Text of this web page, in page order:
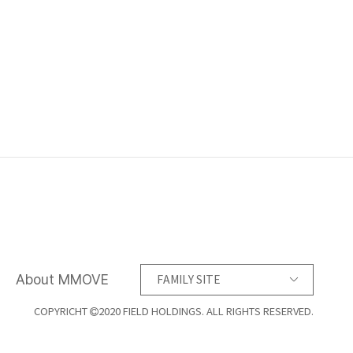
About MMOVE FAMILY SITE
COPYRICHT 2020 FIELD HOLDINGS. ALL RIGHTS RESERVED.